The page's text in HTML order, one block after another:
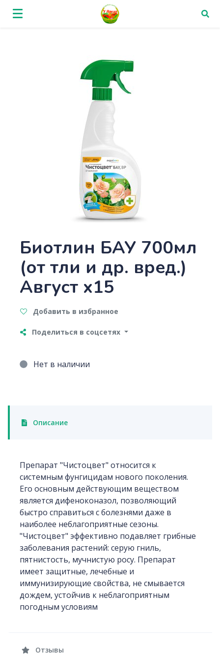
Биотлин БАУ 700мл
(от тли и др. вред.)
Август х15
Добавить в избранное
Поделиться в соцсетях
Нет в наличии
Описание
Препарат "Чистоцвет" относится к
системным фунгицидам нового поколения.
Его основным действующим веществом
является дифеноконазол, позволяющий
быстро справиться с болезнями даже в
наиболее неблагоприятные сезоны.
"Чистоцвет" эффективно подавляет грибные
заболевания растений: серую гниль,
пятнистость, мучнистую росу. Препарат
имеет защитные, лечебные и
иммунизирующие свойства, не смывается
дождем, устойчив к неблагоприятным
погодным условиям
Отзывы